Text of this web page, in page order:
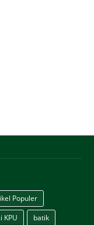
Populer
KPU
batik